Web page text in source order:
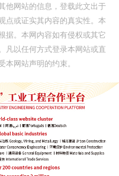
他网站的信息，登载此文出于
点或证实其内容的真实性。本
据。本网内容如有侵权或其它
凡以任何方式登录本网站或直
网站声明的约束。